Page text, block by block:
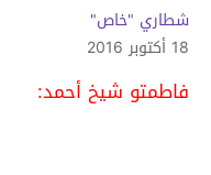
شطاري "خاص"
18 أكتوبر 2016
فاطمتو شيخ أحمد: